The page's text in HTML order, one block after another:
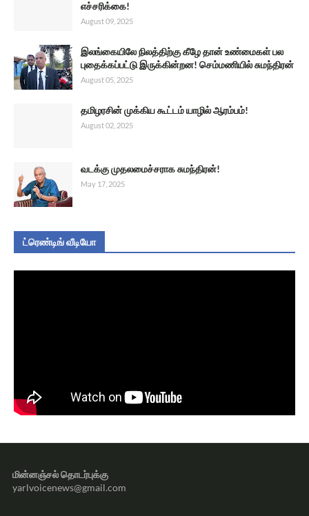
எச்சரிக்கை!
August 09, 2025
இலங்கையிலே நிலத்திற்கு கீழே தான் உண்மைகள் பல
புதைக்கப்பட்டு இருக்கின்றன! செம்மணியில் சுமந்திரன்
August 05, 2025
தமிழரசின் முக்கிய கூட்டம் யாழில் ஆரம்பம்!
August 02, 2025
வடக்கு முதலமைச்சராக சுமந்திரன்!
May 17, 2025
ட்ரெண்டிங் வீடியோ
மின்னஞ்சல் தொடர்புக்கு
yarlvoicenews@gmail.com